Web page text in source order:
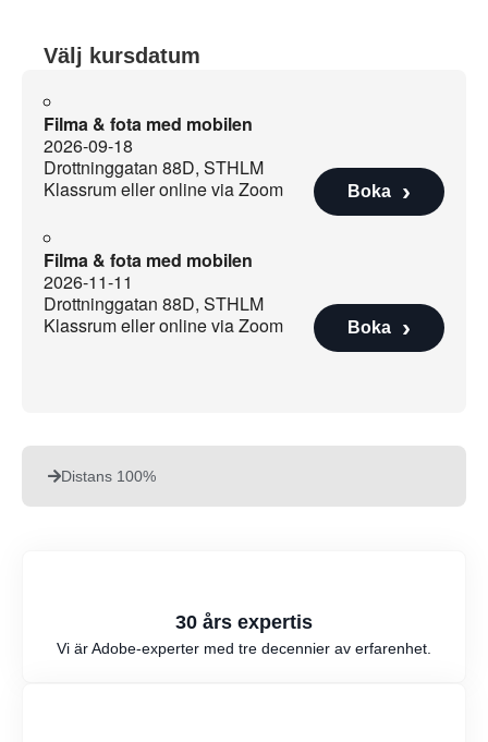
Distans 100%
Välj kursdatum
Filma & fota med mobilen
2026-09-18
Drottninggatan 88D, STHLM
Klassrum eller online via Zoom
Boka
Filma & fota med mobilen
2026-11-11
Drottninggatan 88D, STHLM
Klassrum eller online via Zoom
Boka
30 års expertis
Vi är Adobe-experter med tre decennier av erfarenhet.